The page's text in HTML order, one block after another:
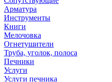
Арматура
Инструменты
Книги
Мелочовка
Огнетушители
Труба, уголок, полоса
Печники
Услуги
Услуги печника